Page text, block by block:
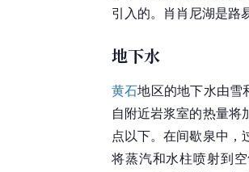
引入的。肖肖尼湖是路
地下水
黄石地区的地下水由雪
自附近岩浆室的热量将
点以下。在间歇泉中，
将蒸汽和水柱喷射到